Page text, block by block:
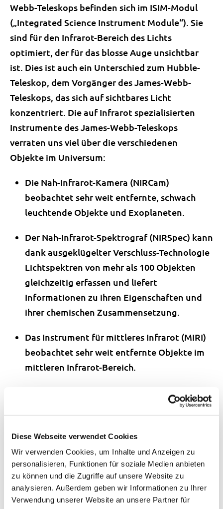
Diese Webseite verwendet Cookies
Wir verwenden Cookies, um Inhalte und Anzeigen zu
personalisieren, Funktionen für soziale Medien anbieten
zu können und die Zugriffe auf unsere Website zu
analysieren. Außerdem geben wir Informationen zu Ihrer
Verwendung unserer Website an unsere Partner für
Webb-Teleskops befinden sich im ISIM-Modul
(„Integrated Science Instrument Module“). Sie
sind für den Infrarot-Bereich des Lichts
optimiert, der für das blosse Auge unsichtbar
ist. Dies ist auch ein Unterschied zum Hubble-
Teleskop, dem Vorgänger des James-Webb-
Teleskops, das sich auf sichtbares Licht
konzentriert. Die auf Infrarot spezialisierten
Instrumente des James-Webb-Teleskops
verraten uns viel über die verschiedenen
Objekte im Universum:
Die Nah-Infrarot-Kamera (NIRCam)
beobachtet sehr weit entfernte, schwach
leuchtende Objekte und Exoplaneten.
Der Nah-Infrarot-Spektrograf (NIRSpec) kann
dank ausgeklügelter Verschluss-Technologie
Lichtspektren von mehr als 100 Objekten
gleichzeitig erfassen und liefert
Informationen zu ihren Eigenschaften und
ihrer chemischen Zusammensetzung.
Das Instrument für mittleres Infrarot (MIRI)
beobachtet sehr weit entfernte Objekte im
mittleren Infrarot-Bereich.
Ein weiterer Nah-Infrarot-Spektrograf
(FGF/NIRISS) dient zusätzlich zur Aufnahme
optischen Instrumente.
Die von den vier optischen Instrumenten mit
ihren verschiedenen Filter- und
Einstellungsmöglichkeiten gesammelten Daten